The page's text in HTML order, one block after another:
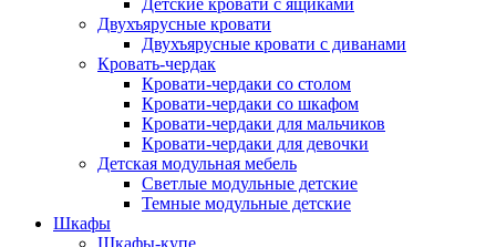
Детские кровати с ящиками
Двухъярусные кровати
Двухъярусные кровати с диванами
Кровать-чердак
Кровати-чердаки со столом
Кровати-чердаки со шкафом
Кровати-чердаки для мальчиков
Кровати-чердаки для девочки
Детская модульная мебель
Светлые модульные детские
Темные модульные детские
Шкафы
Шкафы-купе